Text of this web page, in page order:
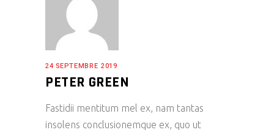
24 SEPTEMBRE 2019
PETER GREEN
Fastidii mentitum mel ex, nam tantas
insolens conclusionemque ex, quo ut